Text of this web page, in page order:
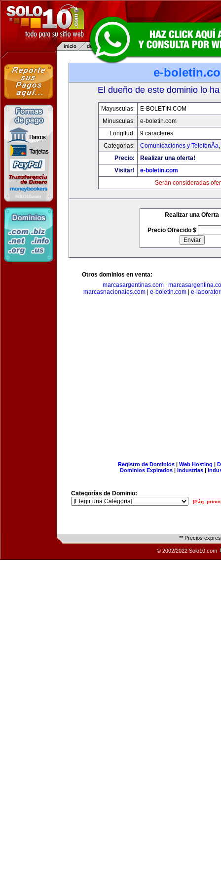
e-
El dueño de este dominio lo
Mayusculas:
E-BOLETIN.COM
Minusculas:
e-boletin.com
Longitud:
9 caracteres
Categorias:
Comunicaciones y TelefonÃ­a,
Precio:
Realizar una oferta!
Visitar!
e-boletin.com
Serán consideradas
Realizar una Oferta
Precio Ofrecido $
Otros dominios en venta:
marcasargentinas.com
marcasnacionales.com| e-boletin.com| e-
Registro de Dominios| Web Hosting |
Dominios Expirados | Industrias |
Categorías de Dominio:
[Pág.
** Precios
© 2002/2022 Solo10.com